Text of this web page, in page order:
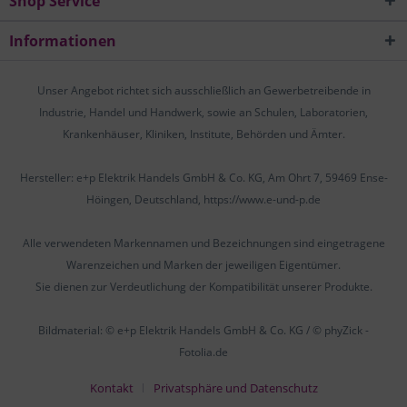
Informationen
Unser Angebot richtet sich ausschließlich an Gewerbetreibende in
Industrie, Handel und Handwerk, sowie an Schulen, Laboratorien,
Krankenhäuser, Kliniken, Institute, Behörden und Ämter.
Hersteller: e+p Elektrik Handels GmbH & Co. KG, Am Ohrt 7, 59469 Ense-
Höingen, Deutschland, https://www.e-und-p.de
Alle verwendeten Markennamen und Bezeichnungen sind eingetragene
Warenzeichen und Marken der jeweiligen Eigentümer.
Sie dienen zur Verdeutlichung der Kompatibilität unserer Produkte.
Bildmaterial: © e+p Elektrik Handels GmbH & Co. KG / © phyZick -
Fotolia.de
Kontakt
Privatsphäre und Datenschutz